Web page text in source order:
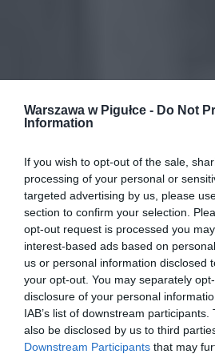
Warszawa w Pigułce - Do Not
Information
If you wish to opt-out of the sale,
processing of your personal or
targeted advertising by us, please
section to confirm your selection.
opt-out request is processed you
interest-based ads based on
us or personal information disclosed
your opt-out. You may separately
disclosure of your personal
IAB’s list of downstream
also be disclosed by us to third
Downstream Participants that may